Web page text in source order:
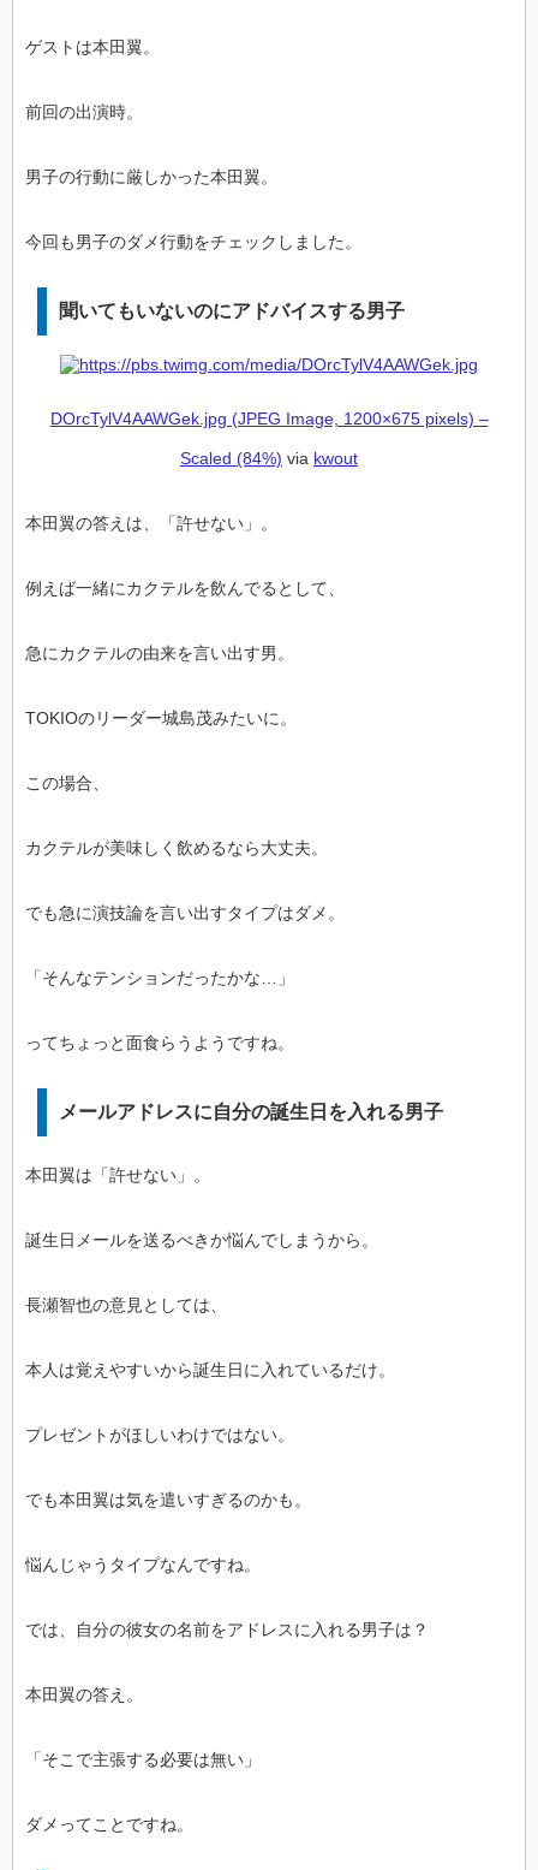
ゲストは本田翼。
前回の出演時。
男子の行動に厳しかった本田翼。
今回も男子のダメ行動をチェックしました。
聞いてもいないのにアドバイスする男子
DOrcTylV4AAWGek.jpg (JPEG Image, 1200×675 pixels) –
Scaled (84%) via kwout
本田翼の答えは、「許せない」。
例えば一緒にカクテルを飲んでるとして、
急にカクテルの由来を言い出す男。
TOKIOのリーダー城島茂みたいに。
この場合、
カクテルが美味しく飲めるなら大丈夫。
でも急に演技論を言い出すタイプはダメ。
「そんなテンションだったかな…」
ってちょっと面食らうようですね。
メールアドレスに自分の誕生日を入れる男子
本田翼は「許せない」。
誕生日メールを送るべきか悩んでしまうから。
長瀬智也の意見としては、
本人は覚えやすいから誕生日に入れているだけ。
プレゼントがほしいわけではない。
でも本田翼は気を遣いすぎるのかも。
悩んじゃうタイプなんですね。
では、自分の彼女の名前をアドレスに入れる男子は？
本田翼の答え。
「そこで主張する必要は無い」
ダメってことですね。